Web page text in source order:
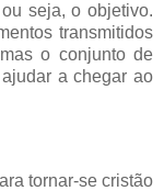
seja, o objetivo.
transmitidos
o conjunto de
a chegar ao
tornar-se cristão